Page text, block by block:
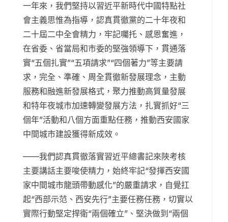
一年來，我們堅持以習近平新時代中國特點社
會主義思惟為指導，認真貫徹黨的二十年夜和
二十屆二中全會精力，牢記囑托、感恩奮進，
在省委、省當局和市委的堅強領導下，貫通落
實“五個扎實”“五項請求”“四個著力”等主要請
求，完全、準確、周全貫徹新發展理念，主動
服務和融進新發展格式，聚力推動高質量發展
和特年夜城市加速轉變發展方法，扎實抓好“三
個年”活動和八個方面重點任務，推動西安國家
中間城市建設獲得新成效。
——我們認真貫徹落實習近平總書記來陜考核
主要講話主要唆使精力，始終牢記“發揮西安國
家中間城市龍頭帶動感化”的嚴重請求，自覺扛
起“西部示范、西安先行”主要任務任務，切實以
實際行動堅定捍衛“兩個確立”、堅決做到“兩個